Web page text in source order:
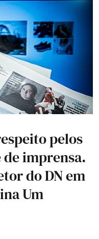
pelos
imprensa.
do DN em
Um